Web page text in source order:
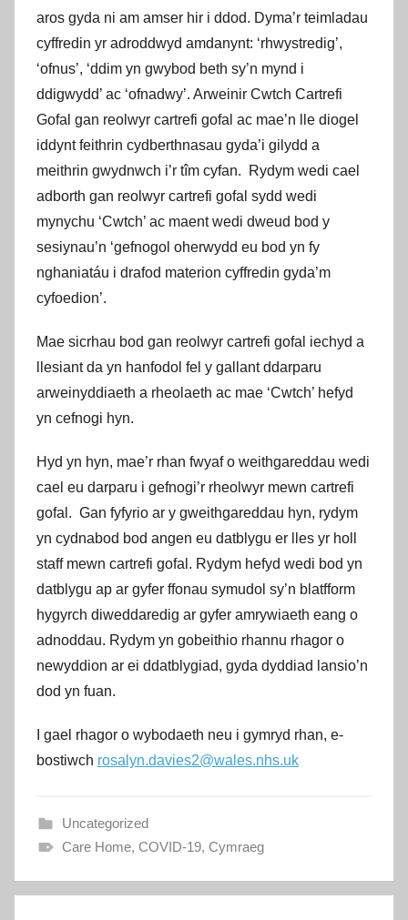
aros gyda ni am amser hir i ddod. Dyma’r teimladau
cyffredin yr adroddwyd amdanynt: ‘rhwystredig’,
‘ofnus’, ‘ddim yn gwybod beth sy’n mynd i
ddigwydd’ ac ‘ofnadwy’. Arweinir Cwtch Cartrefi
Gofal gan reolwyr cartrefi gofal ac mae’n lle diogel
iddynt feithrin cydberthnasau gyda’i gilydd a
meithrin gwydnwch i’r tîm cyfan. Rydym wedi cael
adborth gan reolwyr cartrefi gofal sydd wedi
mynychu ‘Cwtch’ ac maent wedi dweud bod y
sesiynau’n ‘gefnogol oherwydd eu bod yn fy
nghaniatáu i drafod materion cyffredin gyda’m
cyfoedion’.
Mae sicrhau bod gan reolwyr cartrefi gofal iechyd a
llesiant da yn hanfodol fel y gallant ddarparu
arweinyddiaeth a rheolaeth ac mae ‘Cwtch’ hefyd
yn cefnogi hyn.
Hyd yn hyn, mae’r rhan fwyaf o weithgareddau wedi
cael eu darparu i gefnogi’r rheolwyr mewn cartrefi
gofal. Gan fyfyrio ar y gweithgareddau hyn, rydym
yn cydnabod bod angen eu datblygu er lles yr holl
staff mewn cartrefi gofal. Rydym hefyd wedi bod yn
datblygu ap ar gyfer ffonau symudol sy’n blatfform
hygyrch diweddaredig ar gyfer amrywiaeth eang o
adnoddau. Rydym yn gobeithio rhannu rhagor o
newyddion ar ei ddatblygiad, gyda dyddiad lansio’n
dod yn fuan.
I gael rhagor o wybodaeth neu i gymryd rhan, e-
bostiwch rosalyn.davies2@wales.nhs.uk
Uncategorized
Care Home, COVID-19, Cymraeg